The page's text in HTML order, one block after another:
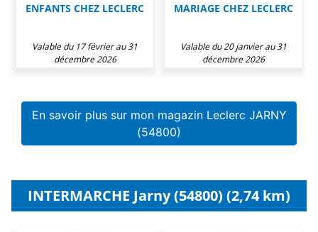
ENFANTS CHEZ LECLERC
Valable du 17 février au 31
décembre 2026
MARIAGE CHEZ LECLERC
Valable du 20 janvier au 31
décembre 2026
En savoir plus sur mon magazin Leclerc JARNY
(54800)
INTERMARCHE Jarny (54800) (2,74 km)